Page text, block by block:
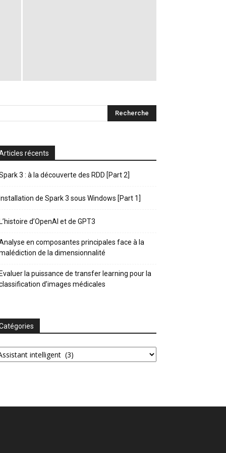
récents
3 : à la découverte des RDD [Part 2]
de Spark 3 sous Windows [Part 1]
d’OpenAI et de GPT3
en composantes principales face à la
de la dimensionnalité
la puissance de transfer learning pour la
d’images médicales